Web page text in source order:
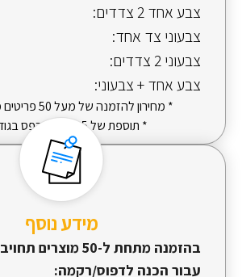
צבע אחד 2 צדדים:
צבעוני צד אחד:
צבעוני 2 צדדים:
צבע אחד + צבעוני:
* מחירון להזמנה של מעל 50 פריטים מאותו מוצר
* תוספת של 5 ש"ח להדפס בגודל A3
מידע נוסף
בהזמנה מתחת ל-50
עבור הכנה לדפוס/רקמה: